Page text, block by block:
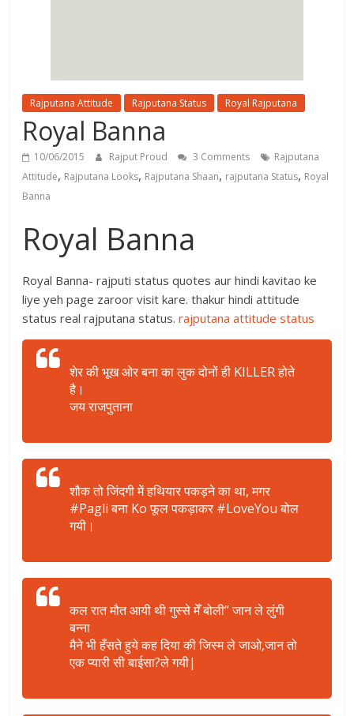
Rajputana Attitude Rajputana Status Royal Rajputana
Royal Banna
10/06/2015 Rajput Proud 3 Comments
Rajputana
Attitude, Rajputana Looks, Rajputana Shaan, rajputana Status, Royal
Banna
Royal Banna
Royal Banna- rajputi status quotes aur hindi kavitao ke
liye yeh page zaroor visit kare. thakur hindi attitude
status real rajputana status.rajputana attitude status
शेर की भूख ओर बना का लुक दोनों ही KILLER होते
है।
जय राजपुताना
शौक तो जिंदगी में हथियार पकड़ने का था, मगर
#Pagli बना Ko फूल पकड़ाकर #LoveYou बोल
गयी।
कल रात मौत आयी थी गुस्से मेँ बोली” जान ले लुंगी
बन्ना
मैने भी हँसते हुये कह दिया की जिस्म ले जाओ,जान तो
एक प्यारी सी बाईसा?ले गयी|